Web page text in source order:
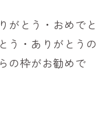
がとう・おめでと
う・ありがとうの
の枠がお勧めで